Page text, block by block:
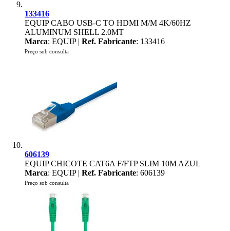
133416
EQUIP CABO USB-C TO HDMI M/M 4K/60HZ
ALUMINUM SHELL 2.0MT
Marca: EQUIP | Ref. Fabricante: 133416
Preço sob consulta
606139
EQUIP CHICOTE CAT6A F/FTP SLIM 10M AZUL
Marca: EQUIP | Ref. Fabricante: 606139
Preço sob consulta